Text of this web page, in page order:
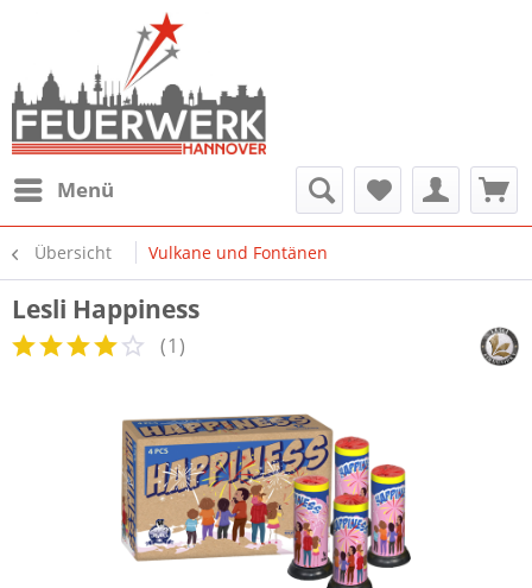
Menü
Übersicht Vulkane und Fontänen
Lesli Happiness
(1)